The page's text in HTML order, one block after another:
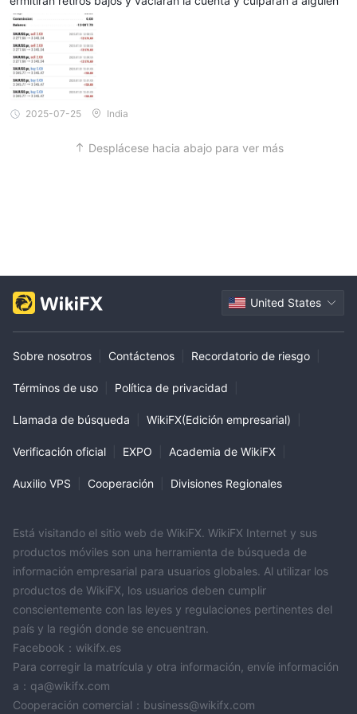
2025-07-25 India
Desplácese hacia abajo para ver más
United States
Sobre nosotros Contáctenos Recordatorio de riesgo
Términos de uso Política de privacidad
Llamada de búsqueda WikiFX(Edición empresarial)
Verificación oficial EXPO Academia de WikiFX
Auxilio VPS Cooperación Divisiones Regionales
Está visitando el sitio web de WikiFX. WikiFX Internet y sus
productos móviles son una herramienta de búsqueda de
información empresarial para usuarios globales. Al utilizar los
productos de WikiFX, los usuarios deben cumplir
conscientemente con las leyes y regulaciones pertinentes del
país y la región donde se encuentran.
Facebook：wikifx.es
Para corregir la matrícula y otra información, envíe información
a：qa@wikifx.com
Cooperación comercial：business@wikifx.com